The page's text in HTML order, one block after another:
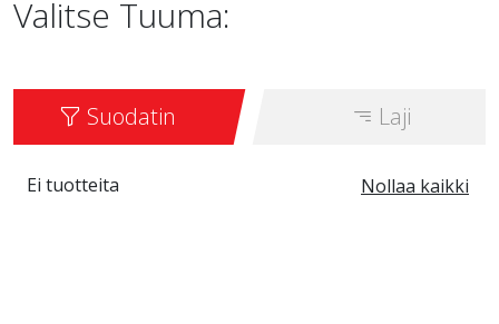
Valitse Tuuma:
Suodatin Laji
Nollaa kaikki
Ei tuotteita